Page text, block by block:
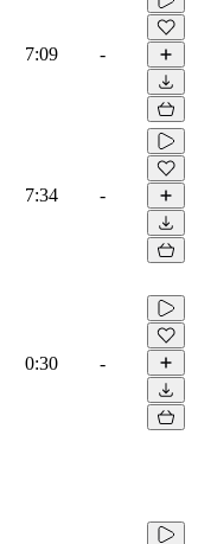
7:09 -
7:34 -
0:30 -